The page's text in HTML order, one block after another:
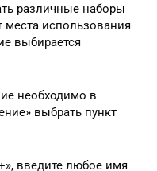
различные наборы
места использования
выбирается
необходимо в
выбрать пункт
введите любое имя